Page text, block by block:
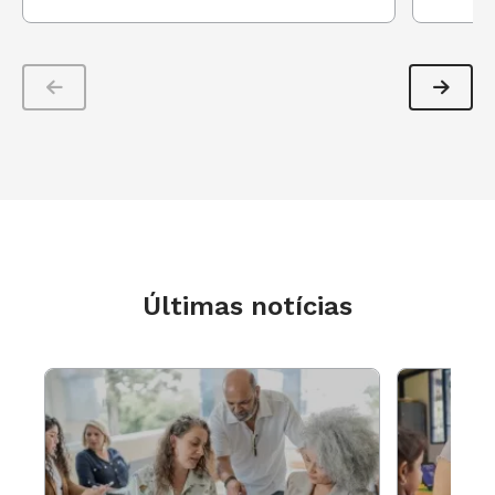
por uma parte da construção coletiva. Por
exemplo: os alunos podem construir um livro
sobre o meio ambiente, com as partes divididas
o trabalho coletivo da turma.
você a trazer mais interação para a sala de aula
Últimas notícias